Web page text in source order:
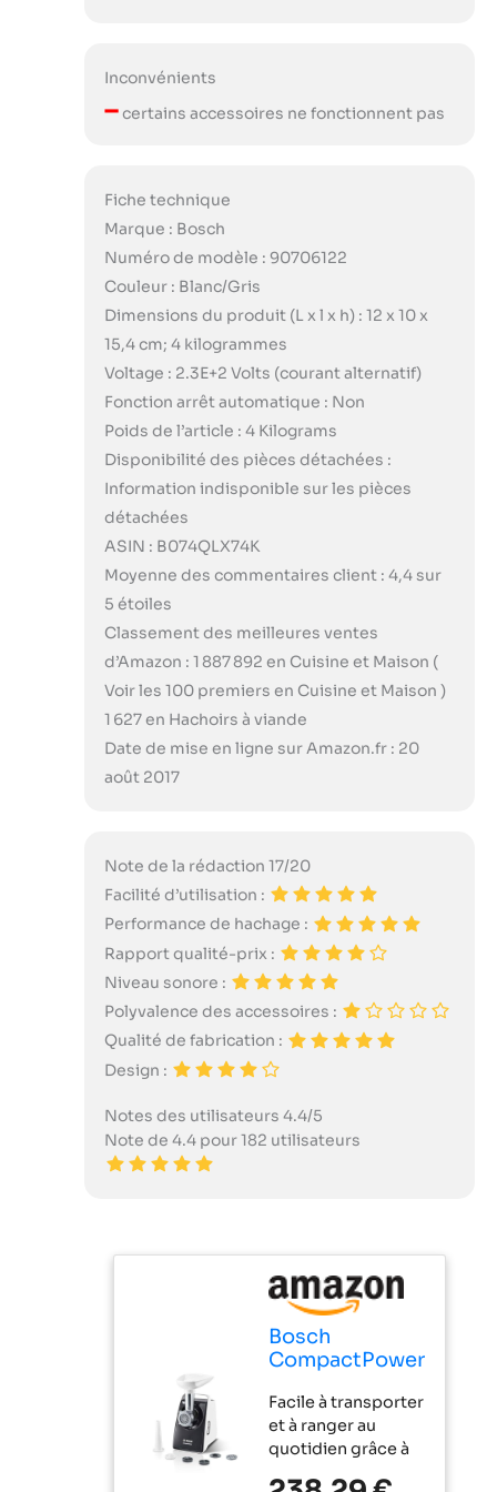
Inconvénients
–certains accessoires ne fonctionnent pas
Fiche technique
Marque : Bosch
Numéro de modèle : 90706122
Couleur : Blanc/Gris
Dimensions du produit (L x l x h) : 12 x 10 x
15,4 cm; 4 kilogrammes
Voltage : 2.3E+2 Volts (courant alternatif)
Fonction arrêt automatique : Non
Poids de l’article : 4 Kilograms
Disponibilité des pièces détachées :
Information indisponible sur les pièces
détachées
ASIN : B074QLX74K
Moyenne des commentaires client : 4,4 sur
5 étoiles
Classement des meilleures ventes
d’Amazon : 1 887 892 en Cuisine et Maison (
Voir les 100 premiers en Cuisine et Maison )
1 627 en Hachoirs à viande
Date de mise en ligne sur Amazon.fr : 20
août 2017
Note de la rédaction 17/20
Facilité d’utilisation :
Performance de hachage :
Rapport qualité-prix :
Niveau sonore :
Polyvalence des accessoires :
Qualité de fabrication :
Design :
Notes des utilisateurs 4.4/5
Note de 4.4 pour 182 utilisateurs
Bosch
CompactPower
Hachoir à
viande
électrique,
hachoir à
Facile à transporter
et à ranger au
quotidien grâce à